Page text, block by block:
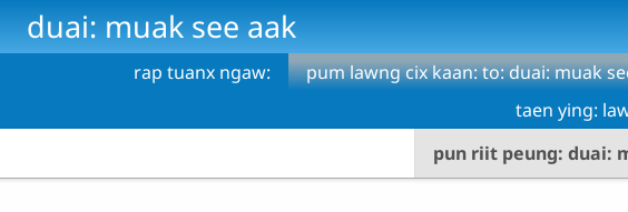
Skip to main content
duai: muak see aak
rap tuanx ngaw: pum lawng cix kaan: to: duai: muak
pun riit peung: duai:
taen ying: